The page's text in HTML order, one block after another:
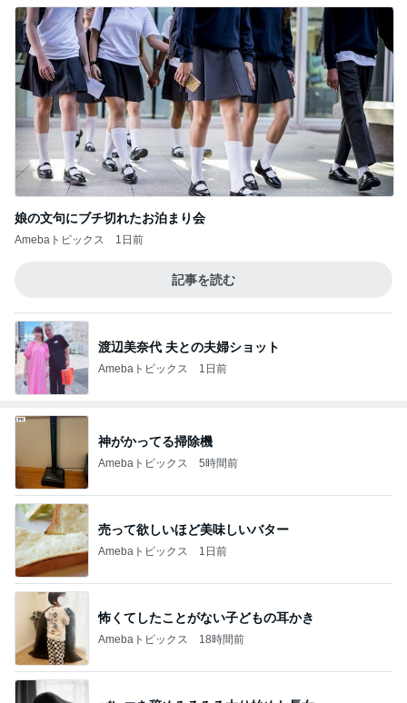
娘の文句にブチ切れたお泊まり会
Amebaトピックス 1日前
記事を読む
渡辺美奈代 夫との夫婦ショット
Amebaトピックス 1日前
神がかってる掃除機
Amebaトピックス 5時間前
売って欲しいほど美味しいバター
Amebaトピックス 1日前
怖くてしたことがない子どもの耳かき
Amebaトピックス 18時間前